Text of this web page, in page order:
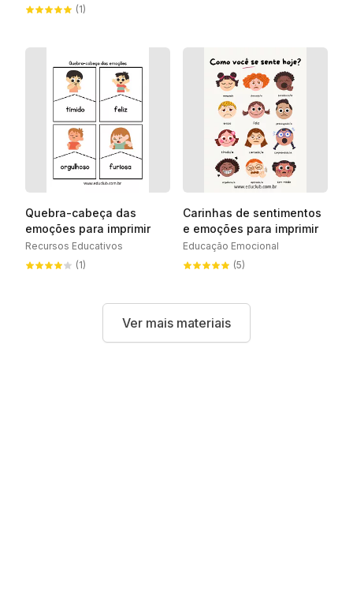
(1)
Quebra-cabeça das
emoções para imprimir
Recursos Educativos
(1)
Carinhas de sentimentos
e emoções para imprimir
Educação Emocional
(5)
Ver mais materiais